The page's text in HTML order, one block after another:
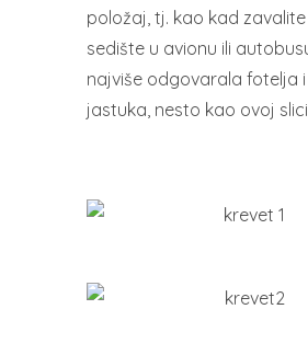
položaj, tj. kao kad
sedište u avionu ili
najviše odgovarala fotelja
jastuka, nesto kao ovoj